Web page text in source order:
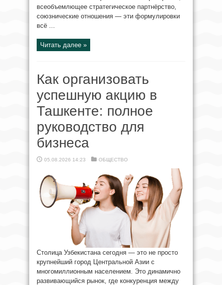
всеобъемлющее стратегическое партнёрство,
союзнические отношения — эти формулировки
всё ...
Читать далее »
Как организовать
успешную акцию в
Ташкенте: полное
руководство для
бизнеса
05.08.2026 14:23 ОБЩЕСТВО
Столица Узбекистана сегодня — это не просто
крупнейший город Центральной Азии с
многомиллионным населением. Это динамично
развивающийся рынок, где конкуренция между